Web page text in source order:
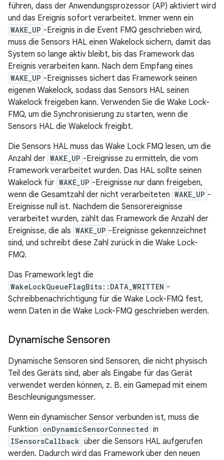
führen, dass der Anwendungsprozessor (AP) aktiviert wird
und das Ereignis sofort verarbeitet. Immer wenn ein
WAKE_UP -Ereignis in die Event FMQ geschrieben wird,
muss die Sensors HAL einen Wakelock sichern, damit das
System so lange aktiv bleibt, bis das Framework das
Ereignis verarbeiten kann. Nach dem Empfang eines
WAKE_UP -Ereignisses sichert das Framework seinen
eigenen Wakelock, sodass das Sensors HAL seinen
Wakelock freigeben kann. Verwenden Sie die Wake Lock-
FMQ, um die Synchronisierung zu starten, wenn die
Sensors HAL die Wakelock freigibt.
Die Sensors HAL muss das Wake Lock FMQ lesen, um die
Anzahl der WAKE_UP -Ereignisse zu ermitteln, die vom
Framework verarbeitet wurden. Das HAL sollte seinen
Wakelock für WAKE_UP -Ereignisse nur dann freigeben,
wenn die Gesamtzahl der nicht verarbeiteten WAKE_UP -
Ereignisse null ist. Nachdem die Sensorereignisse
verarbeitet wurden, zählt das Framework die Anzahl der
Ereignisse, die als WAKE_UP -Ereignisse gekennzeichnet
sind, und schreibt diese Zahl zurück in die Wake Lock-
FMQ.
Das Framework legt die
WakeLockQueueFlagBits::DATA_WRITTEN -
Schreibbenachrichtigung für die Wake Lock-FMQ fest,
wenn Daten in die Wake Lock-FMQ geschrieben werden.
Dynamische Sensoren
Dynamische Sensoren sind Sensoren, die nicht physisch
Teil des Geräts sind, aber als Eingabe für das Gerät
verwendet werden können, z. B. ein Gamepad mit einem
Beschleunigungsmesser.
Wenn ein dynamischer Sensor verbunden ist, muss die
Funktion onDynamicSensorConnected in
ISensorsCallback über die Sensors HAL aufgerufen
werden. Dadurch wird das Framework über den neuen